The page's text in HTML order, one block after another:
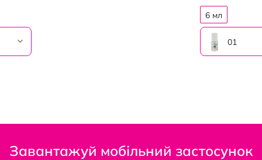
01
6 мл
Завантажуй мобільний застосунок